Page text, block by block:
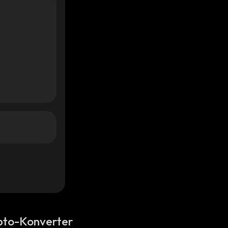
Konverter